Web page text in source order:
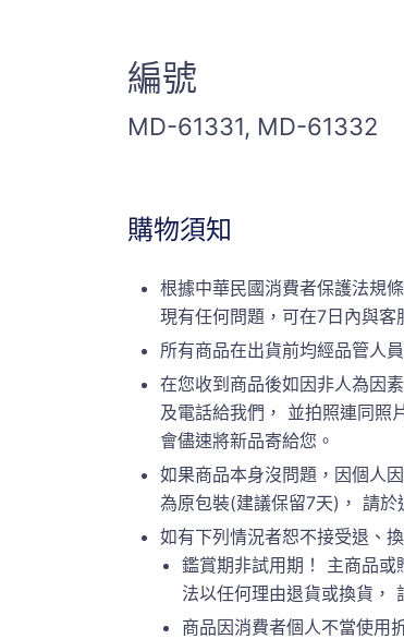
編號
MD-61331, MD-61332
購物須知
根據中華民國消費者保護法規
現有任何問題，可在7日內與客
所有商品在出貨前均經品管人
在您收到商品後如因非人為因
及電話給我們， 並拍照連同
會儘速將新品寄給您。
如果商品本身沒問題，因個人
為原包裝(建議保留7天)， 請
如有下列情況者恕不接受退、換
鑑賞期非試用期！ 主商品
法以任何理由退貨或換貨，
商品因消費者個人不當使用